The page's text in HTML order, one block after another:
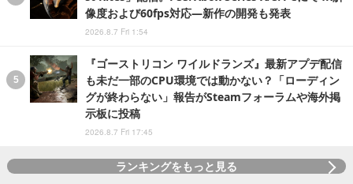
像度および60fps対応―新作の開発も発表
2026.8.7 Fri 1:54
『ゴーストリコン ワイルドランズ』最新アプデ配信
も未だ一部のCPU環境では動かない？「ローディン
グが終わらない」報告がSteamフォーラムや海外掲
示板に投稿
2026.8.7 Fri 17:45
ランキングをもっと見る